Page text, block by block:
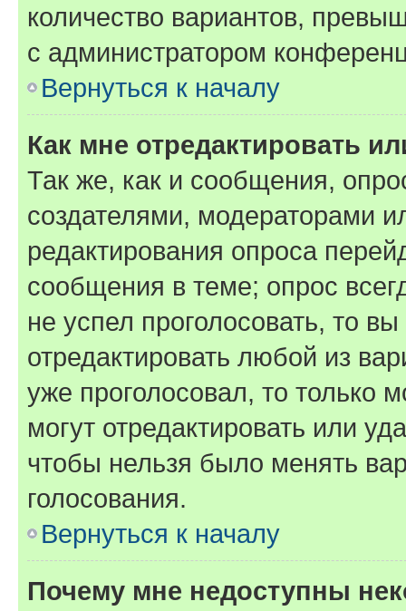
количество вариантов,
с администратором
Вернуться к началу
Как мне отредактировать
Так же, как и сообщения,
создателями, модераторами
редактирования опроса
сообщения в теме; опрос
не успел проголосовать, то
отредактировать любой из
уже проголосовал, то только
могут отредактировать или
чтобы нельзя было менять
голосования.
Вернуться к началу
Почему мне недоступны